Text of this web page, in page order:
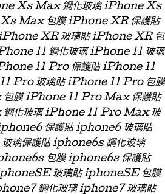
Xs Max 鋼化玻璃 iPhone Xs
Max 包膜 iPhone XR 保護貼
XR 玻璃貼 iPhone XR 包
11 鋼化玻璃 iPhone 11 玻璃
11 Pro 保護貼 iPhone 11
Pro 玻璃貼 iPhone 11 Pro 包膜
膜 iPhone 11 Pro Max 保護貼
化玻璃 iPhone 11 Pro Max 玻
保護貼 iphone6 玻璃貼
璃保護貼 iphone6s 鋼化玻璃
包膜 iphone6s 保護貼
玻璃貼 iphoneSE 包膜
鋼化玻璃 iphone7 玻璃貼